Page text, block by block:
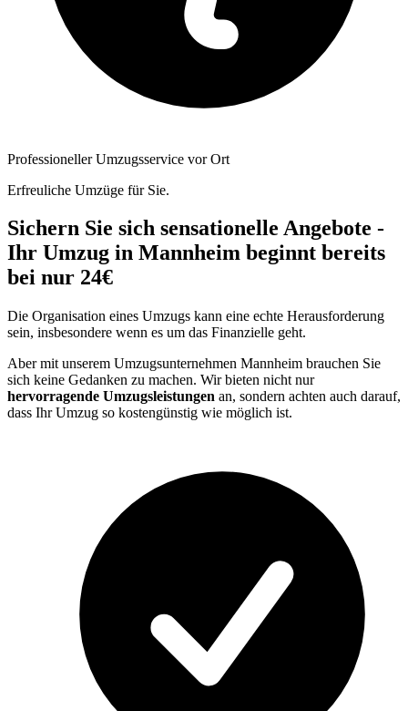
Professioneller Umzugsservice vor Ort
Erfreuliche Umzüge für Sie.
Sichern Sie sich sensationelle Angebote -
Ihr Umzug in Mannheim beginnt bereits
bei nur 24€
Die Organisation eines Umzugs kann eine echte Herausforderung
sein, insbesondere wenn es um das Finanzielle geht.
Aber mit unserem Umzugsunternehmen Mannheim brauchen Sie
sich keine Gedanken zu machen. Wir bieten nicht nur
hervorragende Umzugsleistungen an, sondern achten auch darauf,
dass Ihr Umzug so kostengünstig wie möglich ist.